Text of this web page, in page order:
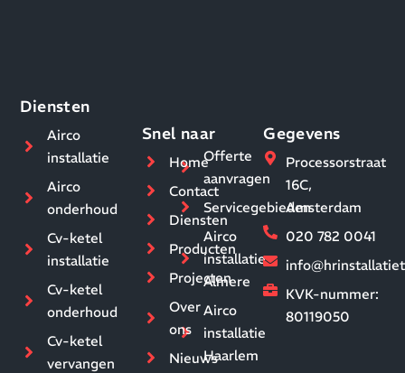
Diensten
Airco
installatie
Airco
onderhoud
Cv-ketel
installatie
Cv-ketel
onderhoud
Cv-ketel
vervangen
Snel naar
Offerte
aanvragen
Servicegebieden
Airco
installatie
Almere
Airco
installatie
Haarlem
Home
Contact
Diensten
Producten
Projecten
Over
ons
Nieuws
Gegevens
Processorstraat
16C,
Amsterdam
020 782 0041
KVK-nummer:
80119050